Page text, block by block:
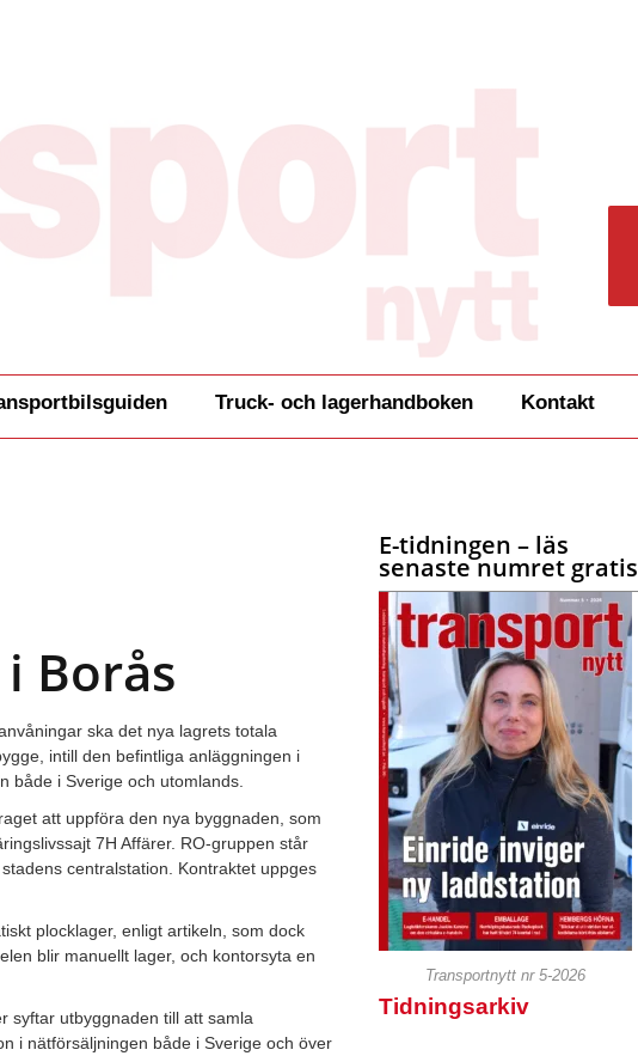
Truck- och lagerhandboken Kontakt
Borås
ska det nya lagrets totala
intill den befintliga anläggningen i
både i Sverige och utomlands.
att uppföra den nya byggnaden, som
7H Affärer. RO-gruppen står
centralstation. Kontraktet uppges
plocklager, enligt artikeln, som dock
blir manuellt lager, och kontorsyta en
syftar utbyggnaden till att samla
i nätförsäljningen både i Sverige och över
E-tidningen – läs
senaste numret gratis
Transportnytt nr 5-2026
Tidningsarkiv